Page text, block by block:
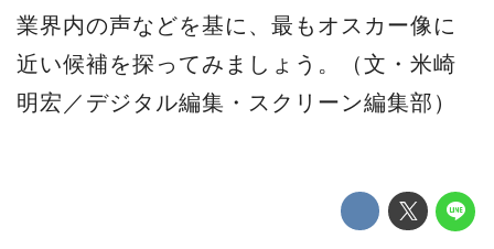
業界内の声などを基に、最もオスカー像に
近い候補を探ってみましょう。（文・米崎
明宏／デジタル編集・スクリーン編集部）